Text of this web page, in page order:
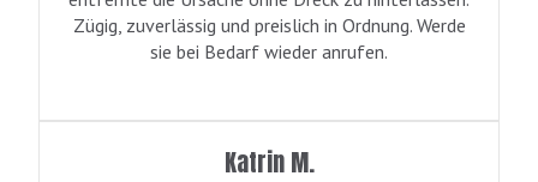
Zügig, zuverlässig und preislich in Ordnung. Werde
sie bei Bedarf wieder anrufen.
Katrin M.